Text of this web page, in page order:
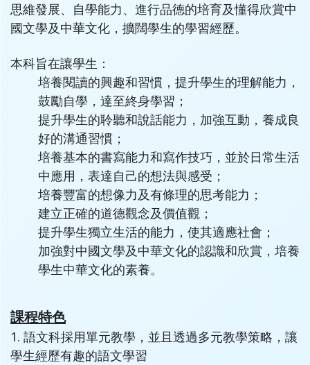
思維發展、自學能力、進行品德的培育及懂得欣賞中
國文學及中華文化，擴闊學生的學習經歷。
本科旨在讓學生：
培養閱讀的興趣和習慣，提升學生的理解能力，
鼓勵自學，達至終身學習；
提升學生的聆聽和說話能力，加強互動，養成良
好的溝通習慣；
培養基本的書寫能力和寫作技巧，並於日常生活
中應用，表達自己的想法與感受；
培養豐富的想像力及有條理的思考能力；
建立正確的道德觀念及價值觀；
提升學生獨立生活的能力，使其適應社會；
加強對中國文學及中華文化的認識和欣賞，培養
學生中華文化的素養。
課程特色
1. 語文科採用單元教學，並且透過多元教學策略，讓
學生經歷有趣的語文學習